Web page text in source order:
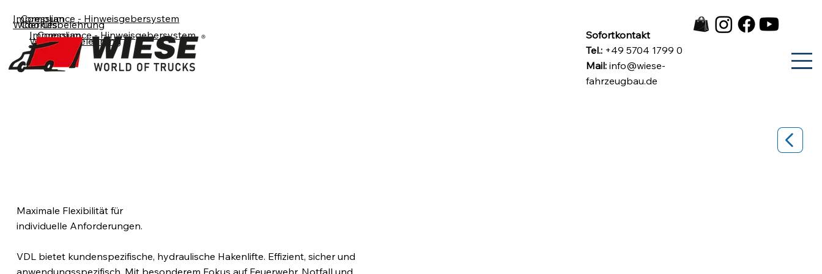
Compliance - Hinweisgebersystem
Impressum
Cookies
Widerrufsbelehrung
Compliance - Hinweisgebersystem
Impressum
Cookies
Widerrufsbelehrung
Sofortkontakt
Tel.:+49 5704 1799 0
Mail: info@wiese-
fahrzeugbau.de
Maximale Flexibilität für
individuelle Anforderungen.
VDL bietet kundenspezifische, hydraulische Hakenlifte. Effizient, sicher und
anwendungsspezifisch. Mit besonderem Fokus auf Feuerwehr, Notfall und